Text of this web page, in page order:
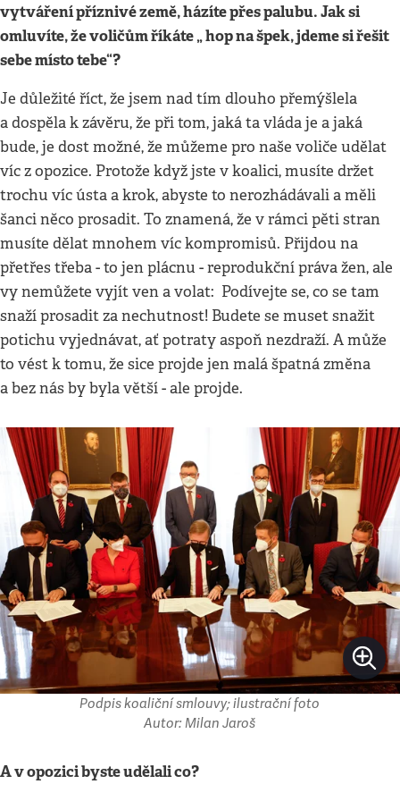
vytváření příznivé země, házíte přes palubu. Jak si
omluvíte, že voličům říkáte „ hop na špek, jdeme si řešit
sebe místo tebe“?
Je důležité říct, že jsem nad tím dlouho přemýšlela
a dospěla k závěru, že při tom, jaká ta vláda je a jaká
bude, je dost možné, že můžeme pro naše voliče udělat
víc z opozice. Protože když jste v koalici, musíte držet
trochu víc ústa a krok, abyste to nerozhádávali a měli
šanci něco prosadit. To znamená, že v rámci pěti stran
musíte dělat mnohem víc kompromisů. Přijdou na
přetřes třeba - to jen plácnu - reprodukční práva žen, ale
vy nemůžete vyjít ven a volat: Podívejte se, co se tam
snaží prosadit za nechutnost! Budete se muset snažit
potichu vyjednávat, ať potraty aspoň nezdraží. A může
to vést k tomu, že sice projde jen malá špatná změna
a bez nás by byla větší - ale projde.
Podpis koaliční smlouvy; ilustrační foto
Autor: Milan Jaroš
A v opozici byste udělali co?